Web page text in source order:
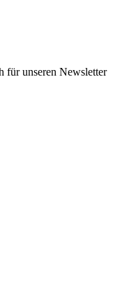
für unseren Newsletter